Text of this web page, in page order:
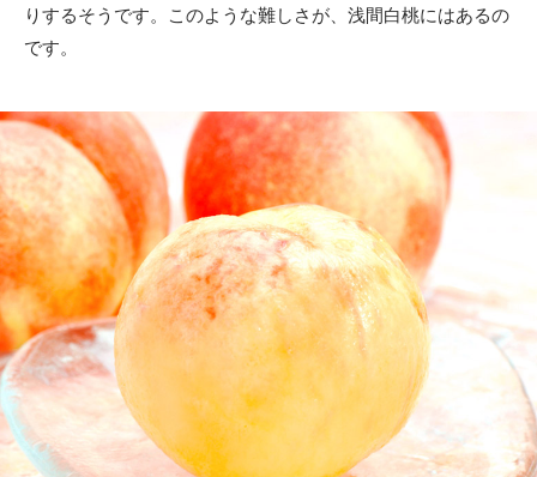
りするそうです。このような難しさが、浅間白桃にはあるの
です。